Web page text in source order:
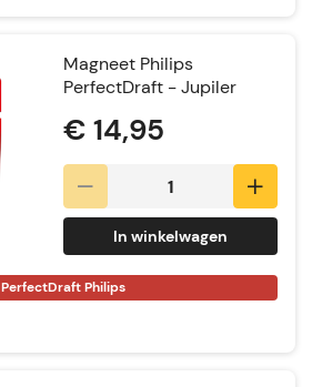
Magneet Philips
PerfectDraft - Jupiler
€ 14,95
In winkelwagen
PerfectDraft Philips